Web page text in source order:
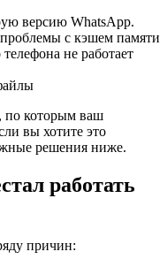
версию WhatsApp.
проблемы с кэшем памяти
не работает
по которым ваш
вы хотите это
решения ниже.
работать
причин: